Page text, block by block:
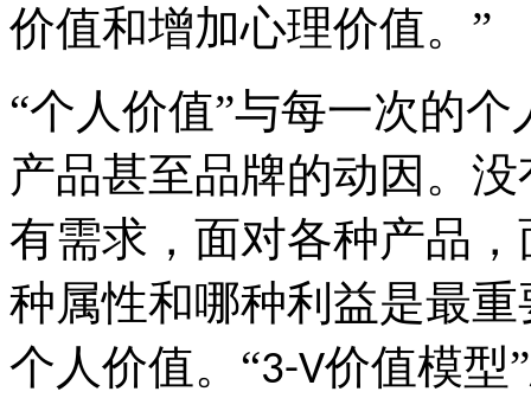
价值和增加心理价值。 ”
“个人价值”与每一次的个
产品甚至品牌的动因。 没
有需求，面对各种产品
种属性和哪种利益是最
个人价值。 “3-V价值模型